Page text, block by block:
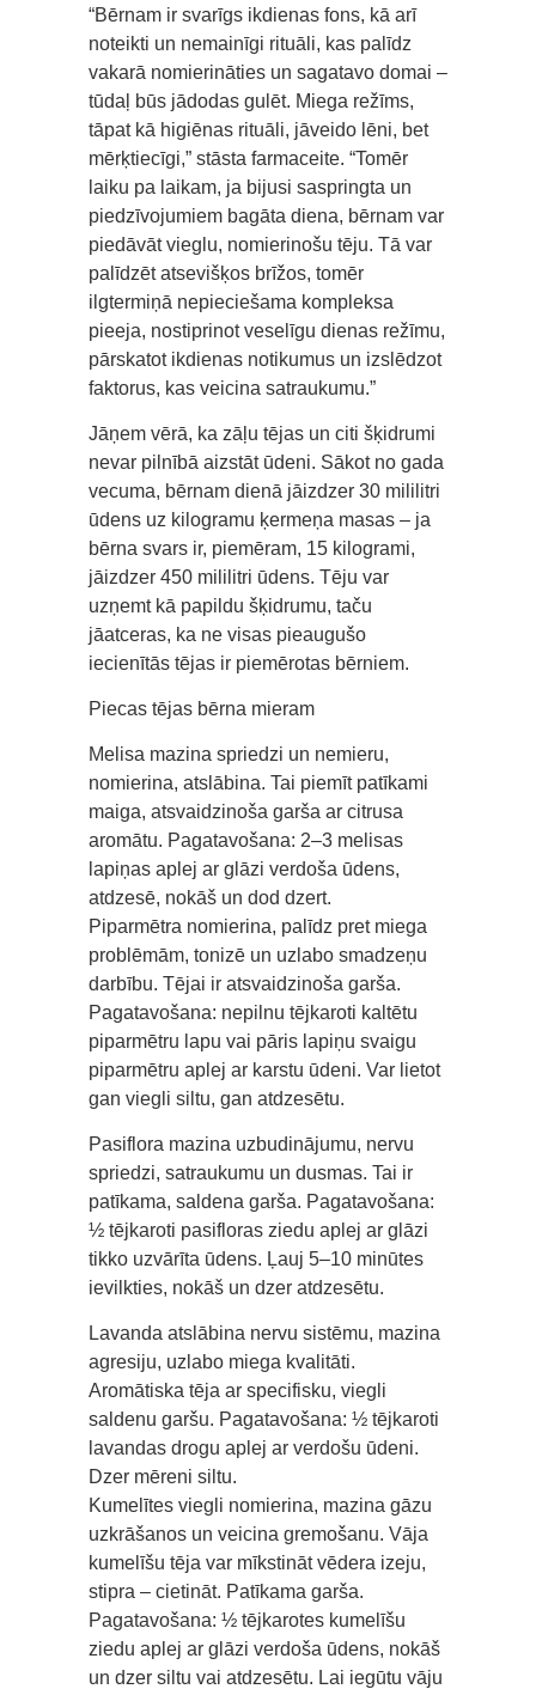
“Bērnam ir svarīgs ikdienas fons, kā arī
noteikti un nemainīgi rituāli, kas palīdz
vakarā nomierināties un sagatavo domai –
tūdaļ būs jādodas gulēt. Miega režīms,
tāpat kā higiēnas rituāli, jāveido lēni, bet
mērķtiecīgi,” stāsta farmaceite. “Tomēr
laiku pa laikam, ja bijusi saspringta un
piedzīvojumiem bagāta diena, bērnam var
piedāvāt vieglu, nomierinošu tēju. Tā var
palīdzēt atsevišķos brīžos, tomēr
ilgtermiņā nepieciešama kompleksa
pieeja, nostiprinot veselīgu dienas režīmu,
pārskatot ikdienas notikumus un izslēdzot
faktorus, kas veicina satraukumu.”
Jāņem vērā, ka zāļu tējas un citi šķidrumi
nevar pilnībā aizstāt ūdeni. Sākot no gada
vecuma, bērnam dienā jāizdzer 30 mililitri
ūdens uz kilogramu ķermeņa masas – ja
bērna svars ir, piemēram, 15 kilogrami,
jāizdzer 450 mililitri ūdens. Tēju var
uzņemt kā papildu šķidrumu, taču
jāatceras, ka ne visas pieaugušo
iecienītās tējas ir piemērotas bērniem.
Piecas tējas bērna mieram
Melisa mazina spriedzi un nemieru,
nomierina, atslābina. Tai piemīt patīkami
maiga, atsvaidzinoša garša ar citrusa
aromātu. Pagatavošana: 2–3 melisas
lapiņas aplej ar glāzi verdoša ūdens,
atdzesē, nokāš un dod dzert.
Piparmētra nomierina, palīdz pret miega
problēmām, tonizē un uzlabo smadzeņu
darbību. Tējai ir atsvaidzinoša garša.
Pagatavošana: nepilnu tējkaroti kaltētu
piparmētru lapu vai pāris lapiņu svaigu
piparmētru aplej ar karstu ūdeni. Var lietot
gan viegli siltu, gan atdzesētu.
Pasiflora mazina uzbudinājumu, nervu
spriedzi, satraukumu un dusmas. Tai ir
patīkama, saldena garša. Pagatavošana:
½ tējkaroti pasifloras ziedu aplej ar glāzi
tikko uzvārīta ūdens. Ļauj 5–10 minūtes
ievilkties, nokāš un dzer atdzesētu.
Lavanda atslābina nervu sistēmu, mazina
agresiju, uzlabo miega kvalitāti.
Aromātiska tēja ar specifisku, viegli
saldenu garšu. Pagatavošana: ½ tējkaroti
lavandas drogu aplej ar verdošu ūdeni.
Dzer mēreni siltu.
Kumelītes viegli nomierina, mazina gāzu
uzkrāšanos un veicina gremošanu. Vāja
kumelīšu tēja var mīkstināt vēdera izeju,
stipra – cietināt. Patīkama garša.
Pagatavošana: ½ tējkarotes kumelīšu
ziedu aplej ar glāzi verdoša ūdens, nokāš
un dzer siltu vai atdzesētu. Lai iegūtu vāju